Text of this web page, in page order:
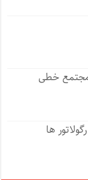
مجتمع خطی
ها